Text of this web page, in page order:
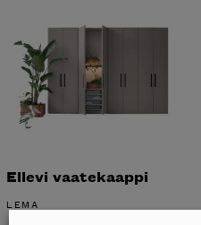
Ellevi vaatekaappi
LEMA